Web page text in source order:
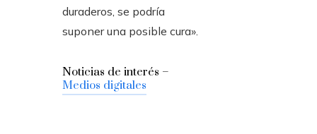
duraderos, se podría
suponer una posible cura».
Noticias de interés –
Medios digitales